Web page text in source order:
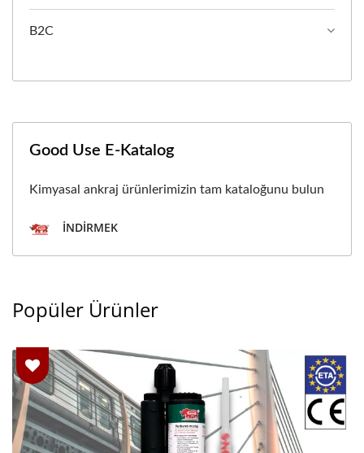
B2C
Good Use E-Katalog
Kimyasal ankraj ürünlerimizin tam kataloğunu bulun
İNDIRMEK
Popüler Ürünler